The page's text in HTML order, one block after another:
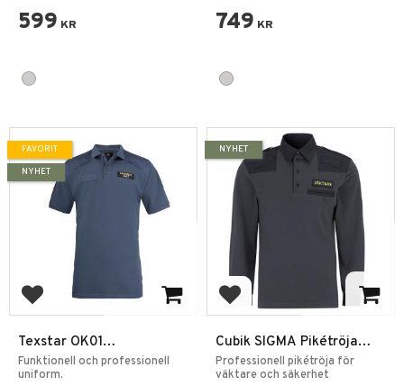
599 KR 749 KR
Lägg till i favoriter
Texstar OK01
Ordningsvaktspiké
Funktionell och professionell
uniform.
FAVORIT
NYHET
Lägg till i favoriter
Cubik SIGMA Pikétröja
Långärm – Väktare
Grå/Svart
Professionell pikétröja för
väktare och säkerhet
NYHET